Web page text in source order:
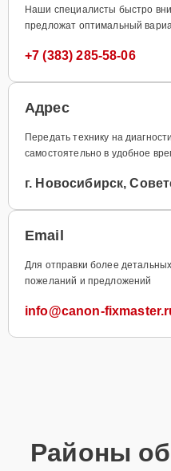
Наши специалисты быстро
предложат оптимальный
+7 (383) 285-58-06
Адрес
Передать технику на
самостоятельно в удобное
г. Новосибирск,
Email
Для отправки более
пожеланий и предложений
info@canon-
Районы